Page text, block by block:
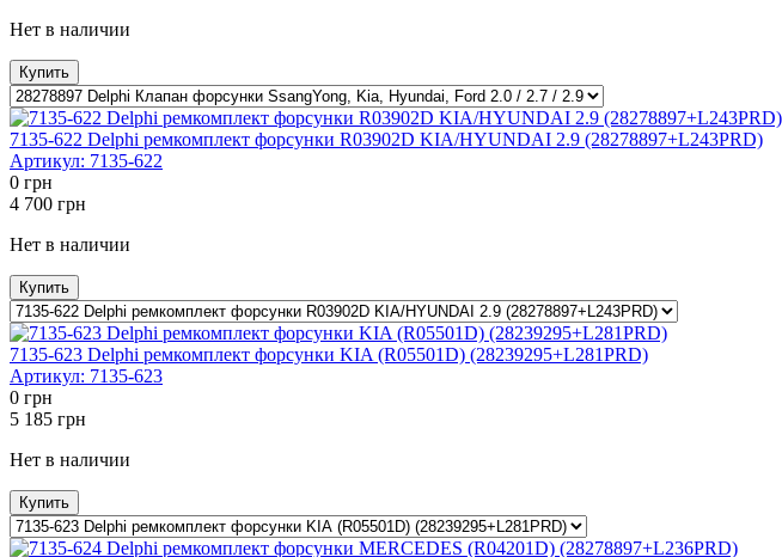
Нет в наличии
Купить
7135-622 Delphi ремкомплект форсунки R03902D KIA/HYUNDAI 2.9 (28278897+L243PRD)
Артикул: 7135-622
0 грн
4 700 грн
Нет в наличии
Купить
7135-623 Delphi ремкомплект форсунки KIA (R05501D) (28239295+L281PRD)
Артикул: 7135-623
0 грн
5 185 грн
Нет в наличии
Купить